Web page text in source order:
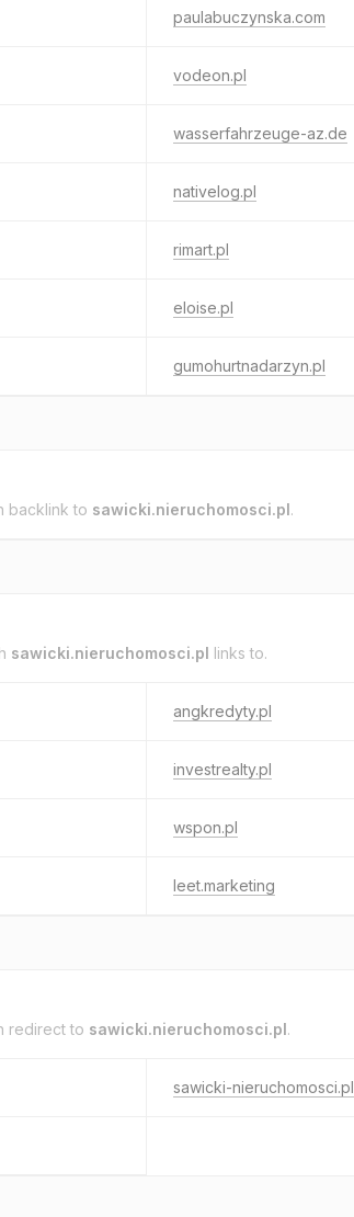
paulabuczynska.com
vodeon.pl
wasserfahrzeuge-az.de
nativelog.pl
rimart.pl
eloise.pl
gumohurtnadarzyn.pl
backlink to sawicki.nieruchomosci.pl.
sawicki.nieruchomosci.pl links to.
angkredyty.pl
investrealty.pl
wspon.pl
leet.marketing
redirect to sawicki.nieruchomosci.pl.
sawicki-nieruchomosci.pl